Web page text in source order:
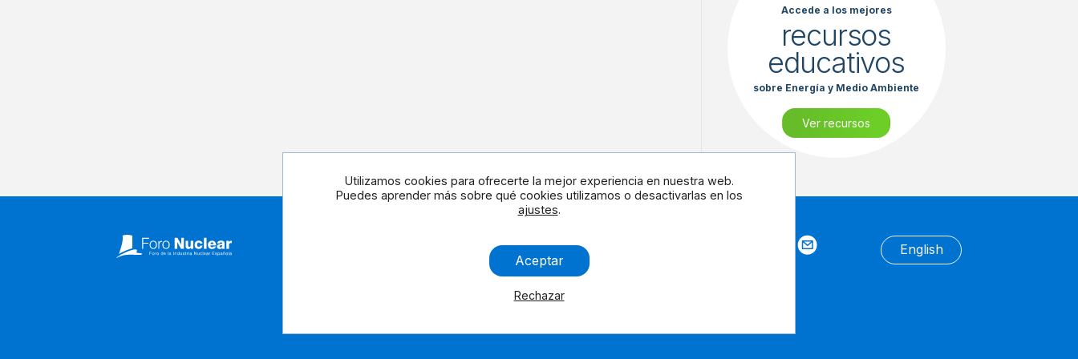
Accede a los mejores
recursos
educativos
sobre Energía y Medio Ambiente
Ver recursos
English
Utilizamos cookies para ofrecerte la mejor experiencia en nuestra web.
Puedes aprender más sobre qué cookies utilizamos o desactivarlas en los
ajustes.
Aceptar
Rechazar